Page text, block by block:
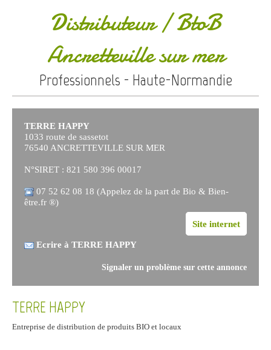
Distributeur / BtoB
Ancretteville sur mer
Professionnels - Haute-Normandie
TERRE HAPPY
1033 route de sassetot
76540 ANCRETTEVILLE SUR MER
N°SIRET : 821 580 396 00017
07 52 62 08 18 (Appelez de la part de Bio & Bien-
être.fr ®)
Site internet
Ecrire à TERRE HAPPY
Signaler un problème sur cette annonce
TERRE HAPPY
Entreprise de distribution de produits BIO et locaux